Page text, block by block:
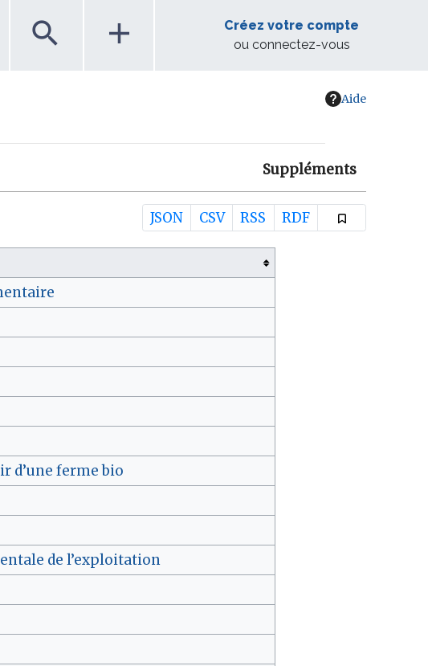
search add
Créez votre compte
ou connectez-vous
Aide
Suppléments
JSON CSV RSS RDF
d’une ferme bio
de l’exploitation